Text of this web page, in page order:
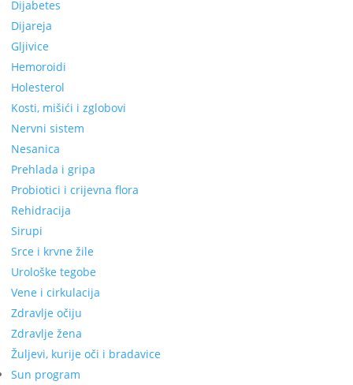
Dijabetes
Dijareja
Gljivice
Hemoroidi
Holesterol
Kosti, mišići i zglobovi
Nervni sistem
Nesanica
Prehlada i gripa
Probiotici i crijevna flora
Rehidracija
Sirupi
Srce i krvne žile
Urološke tegobe
Vene i cirkulacija
Zdravlje očiju
Zdravlje žena
Žuljevi, kurije oči i bradavice
Sun program